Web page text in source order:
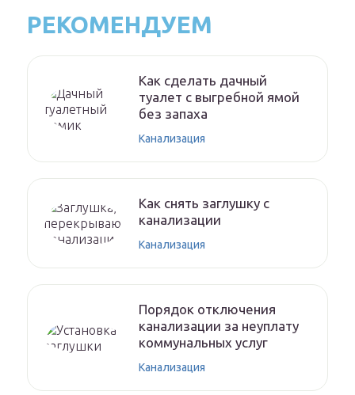
РЕКОМЕНДУЕМ
Как сделать дачный
туалет с выгребной ямой
без запаха
Канализация
Как снять заглушку с
канализации
Канализация
Порядок отключения
канализации за неуплату
коммунальных услуг
Канализация